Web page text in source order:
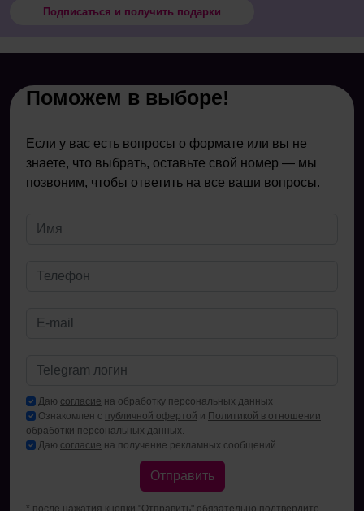
Подписаться и получить подарки
Поможем в выборе!
Если у вас есть вопросы о формате или вы не
знаете, что выбрать, оставьте свой номер — мы
позвоним, чтобы ответить на все ваши вопросы.
Даю согласие на обработку персональных данных
Ознакомлен с публичной офертой и Политикой в отношении
обработки персональных данных.
Даю согласие на получение рекламных сообщений
Отправить